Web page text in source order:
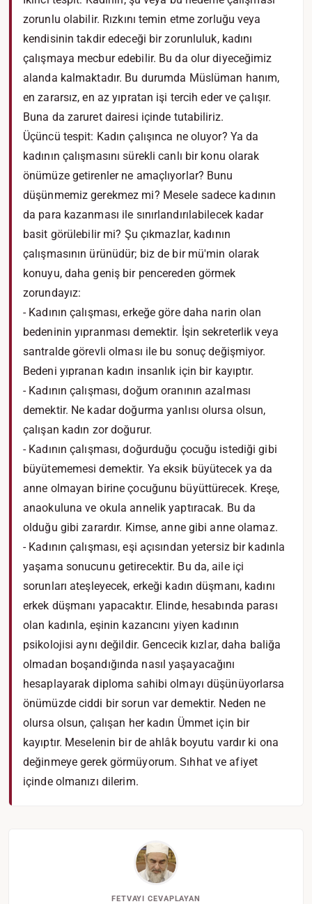
zorunlu olabilir. Rızkını temin etme zorluğu veya
kendisinin takdir edeceği bir zorunluluk, kadını
çalışmaya mecbur edebilir. Bu da olur diyeceğimiz
alanda kalmaktadır. Bu durumda Müslüman hanım,
en zararsız, en az yıpratan işi tercih eder ve çalışır.
Buna da zaruret dairesi içinde tutabiliriz.
Üçüncü tespit: Kadın çalışınca ne oluyor? Ya da
kadının çalışmasını sürekli canlı bir konu olarak
önümüze getirenler ne amaçlıyorlar? Bunu
düşünmemiz gerekmez mi? Mesele sadece kadının
da para kazanması ile sınırlandırılabilecek kadar
basit görülebilir mi? Şu çıkmazlar, kadının
çalışmasının ürünüdür; biz de bir mü'min olarak
konuyu, daha geniş bir pencereden görmek
zorundayız:
- Kadının çalışması, erkeğe göre daha narin olan
bedeninin yıpranması demektir. İşin sekreterlik veya
santralde görevli olması ile bu sonuç değişmiyor.
Bedeni yıpranan kadın insanlık için bir kayıptır.
- Kadının çalışması, doğum oranının azalması
demektir. Ne kadar doğurma yanlısı olursa olsun,
çalışan kadın zor doğurur.
- Kadının çalışması, doğurduğu çocuğu istediği gibi
büyütememesi demektir. Ya eksik büyütecek ya da
anne olmayan birine çocuğunu büyüttürecek. Kreşe,
anaokuluna ve okula annelik yaptıracak. Bu da
olduğu gibi zarardır. Kimse, anne gibi anne olamaz.
- Kadının çalışması, eşi açısından yetersiz bir kadınla
yaşama sonucunu getirecektir. Bu da, aile içi
sorunları ateşleyecek, erkeği kadın düşmanı, kadını
erkek düşmanı yapacaktır. Elinde, hesabında parası
olan kadınla, eşinin kazancını yiyen kadının
psikolojisi aynı değildir. Gencecik kızlar, daha baliğa
olmadan boşandığında nasıl yaşayacağını
hesaplayarak diploma sahibi olmayı düşünüyorlarsa
önümüzde ciddi bir sorun var demektir. Neden ne
olursa olsun, çalışan her kadın Ümmet için bir
kayıptır. Meselenin bir de ahlâk boyutu vardır ki ona
değinmeye gerek görmüyorum. Sıhhat ve afiyet
içinde olmanızı dilerim.
FETVAYI CEVAPLAYAN